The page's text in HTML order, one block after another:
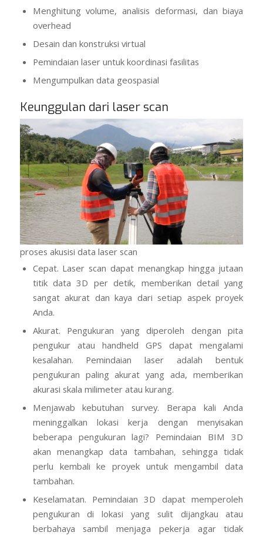
Menghitung volume, analisis deformasi, dan biaya
overhead
Desain dan konstruksi virtual
Pemindaian laser untuk koordinasi fasilitas
Mengumpulkan data geospasial
Keunggulan dari laser scan
proses akusisi data laser scan
Cepat. Laser scan dapat menangkap hingga jutaan
titik data 3D per detik, memberikan detail yang
sangat akurat dan kaya dari setiap aspek proyek
Anda.
Akurat. Pengukuran yang diperoleh dengan pita
pengukur atau handheld GPS dapat mengalami
kesalahan. Pemindaian laser adalah bentuk
pengukuran paling akurat yang ada, memberikan
akurasi skala milimeter atau kurang.
Menjawab kebutuhan survey. Berapa kali Anda
meninggalkan lokasi kerja dengan menyisakan
beberapa pengukuran lagi? Pemindaian BIM 3D
akan menangkap data tambahan, sehingga tidak
perlu kembali ke proyek untuk mengambil data
tambahan.
Keselamatan. Pemindaian 3D dapat memperoleh
pengukuran di lokasi yang sulit dijangkau atau
berbahaya sambil menjaga pekerja agar tidak